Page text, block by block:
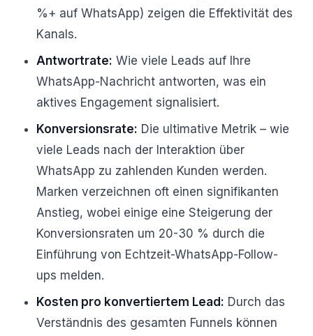
%+ auf WhatsApp) zeigen die Effektivität des
Kanals.
Antwortrate: Wie viele Leads auf Ihre
WhatsApp-Nachricht antworten, was ein
aktives Engagement signalisiert.
Konversionsrate: Die ultimative Metrik – wie
viele Leads nach der Interaktion über
WhatsApp zu zahlenden Kunden werden.
Marken verzeichnen oft einen signifikanten
Anstieg, wobei einige eine Steigerung der
Konversionsraten um 20-30 % durch die
Einführung von Echtzeit-WhatsApp-Follow-
ups melden.
Kosten pro konvertiertem Lead: Durch das
Verständnis des gesamten Funnels können